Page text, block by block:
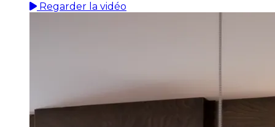
Regarder la vidéo